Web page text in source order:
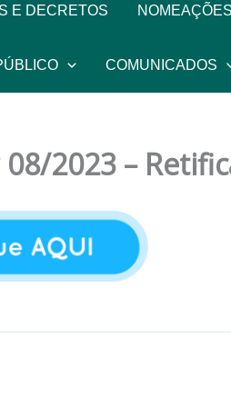
E DECRETOS
COMUNICADOS
08/2023 –